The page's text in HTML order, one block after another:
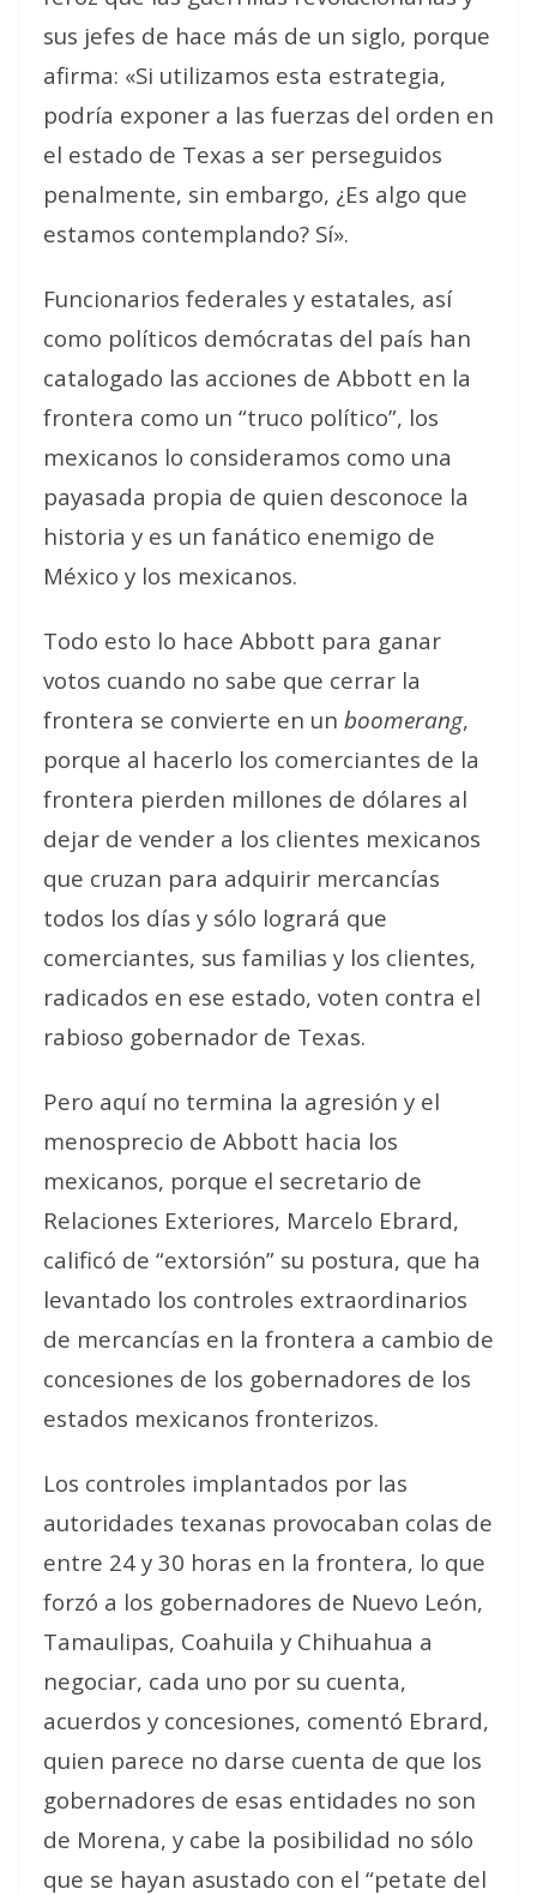
sus jefes de hace más de un siglo, porque
afirma: «Si utilizamos esta estrategia,
podría exponer a las fuerzas del orden en
el estado de Texas a ser perseguidos
penalmente, sin embargo, ¿Es algo que
estamos contemplando? Sí».
Funcionarios federales y estatales, así
como políticos demócratas del país han
catalogado las acciones de Abbott en la
frontera como un “truco político”, los
mexicanos lo consideramos como una
payasada propia de quien desconoce la
historia y es un fanático enemigo de
México y los mexicanos.
Todo esto lo hace Abbott para ganar
votos cuando no sabe que cerrar la
frontera se convierte en un boomerang,
porque al hacerlo los comerciantes de la
frontera pierden millones de dólares al
dejar de vender a los clientes mexicanos
que cruzan para adquirir mercancías
todos los días y sólo logrará que
comerciantes, sus familias y los clientes,
radicados en ese estado, voten contra el
rabioso gobernador de Texas.
Pero aquí no termina la agresión y el
menosprecio de Abbott hacia los
mexicanos, porque el secretario de
Relaciones Exteriores, Marcelo Ebrard,
calificó de “extorsión” su postura, que ha
levantado los controles extraordinarios
de mercancías en la frontera a cambio de
concesiones de los gobernadores de los
estados mexicanos fronterizos.
Los controles implantados por las
autoridades texanas provocaban colas de
entre 24 y 30 horas en la frontera, lo que
forzó a los gobernadores de Nuevo León,
Tamaulipas, Coahuila y Chihuahua a
negociar, cada uno por su cuenta,
acuerdos y concesiones, comentó Ebrard,
quien parece no darse cuenta de que los
gobernadores de esas entidades no son
de Morena, y cabe la posibilidad no sólo
que se hayan asustado con el “petate del